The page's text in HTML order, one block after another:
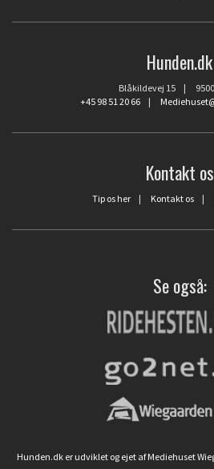
Hunden.dk
Blåkildevej 15 | 9500
+45 98 51 20 66|
Kontakt os
Tip os her | Kontakt os |
Se også:
Hunden.dk er udviklet og ejet af Mediehuset